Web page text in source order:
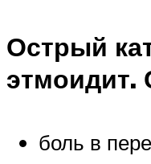
Острый
боль в